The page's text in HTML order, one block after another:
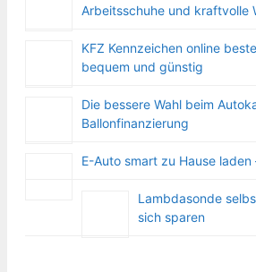
Arbeitsschuhe und kraftvolle
KFZ Kennzeichen online
bequem und günstig
Die bessere Wahl beim
Ballonfinanzierung
E-Auto smart zu Hause laden
Lambdasonde
sich sparen